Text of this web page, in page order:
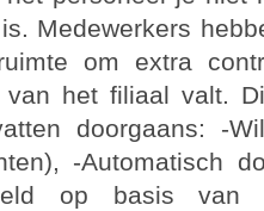
Medewerkers
om extra
van het filiaal valt.
doorgaans: -
-Automatisch
op basis van